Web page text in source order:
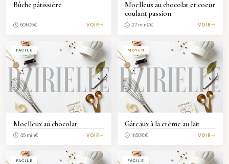
Bûche pâtissière
60h05€ VOIR
Moelleux au chocolat et coeur
coulant passion
27 min€€ VOIR
FACILE
Moelleux au chocolat
45 min€ VOIR
MOYEN
Gâteaux à la crème au lait
1h50€€ VOIR
FACILE FACILE